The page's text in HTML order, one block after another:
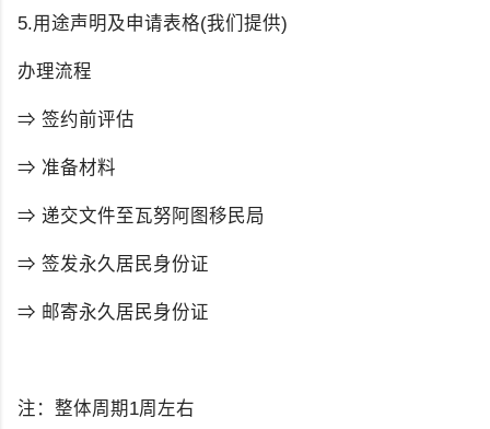
5.用途声明及申请表格(我们提供)
办理流程
⇒ 签约前评估
⇒ 准备材料
⇒ 递交文件至瓦努阿图移民局
⇒ 签发永久居民身份证
⇒ 邮寄永久居民身份证
注：整体周期1周左右